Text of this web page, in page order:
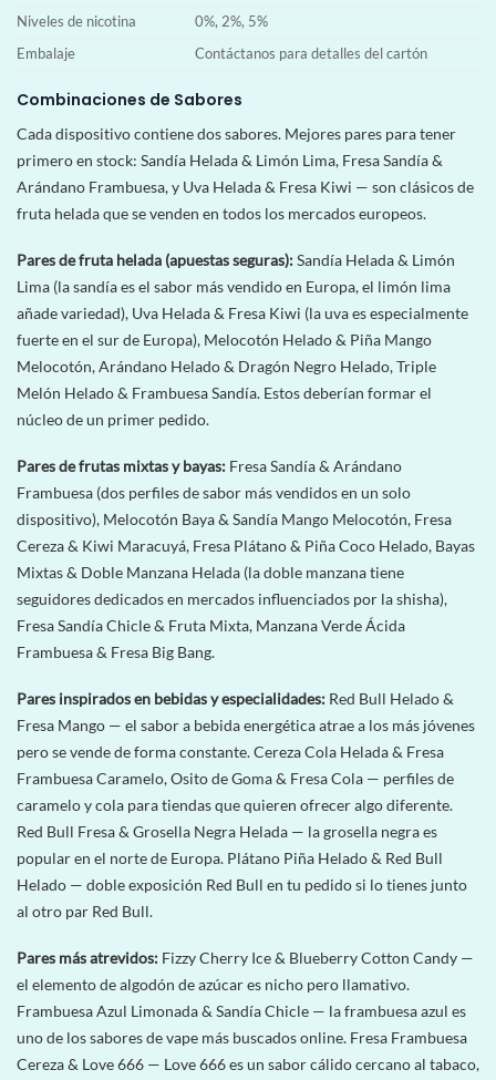
Niveles de nicotina
0%, 2%, 5%
Embalaje
Contáctanos para detalles del cartón
Combinaciones de Sabores
Cada dispositivo contiene dos sabores. Mejores pares para tener
primero en stock: Sandía Helada & Limón Lima, Fresa Sandía &
Arándano Frambuesa, y Uva Helada & Fresa Kiwi — son clásicos de
fruta helada que se venden en todos los mercados europeos.
Pares de fruta helada (apuestas seguras):Sandía Helada & Limón
Lima (la sandía es el sabor más vendido en Europa, el limón lima
añade variedad), Uva Helada & Fresa Kiwi (la uva es especialmente
fuerte en el sur de Europa), Melocotón Helado & Piña Mango
Melocotón, Arándano Helado & Dragón Negro Helado, Triple
Melón Helado & Frambuesa Sandía. Estos deberían formar el
núcleo de un primer pedido.
Pares de frutas mixtas y bayas: Fresa Sandía & Arándano
Frambuesa (dos perfiles de sabor más vendidos en un solo
dispositivo), Melocotón Baya & Sandía Mango Melocotón, Fresa
Cereza & Kiwi Maracuyá, Fresa Plátano & Piña Coco Helado, Bayas
Mixtas & Doble Manzana Helada (la doble manzana tiene
seguidores dedicados en mercados influenciados por la shisha),
Fresa Sandía Chicle & Fruta Mixta, Manzana Verde Ácida
Frambuesa & Fresa Big Bang.
Pares inspirados en bebidas y especialidades: Red Bull Helado &
Fresa Mango — el sabor a bebida energética atrae a los más jóvenes
pero se vende de forma constante. Cereza Cola Helada & Fresa
Frambuesa Caramelo, Osito de Goma & Fresa Cola — perfiles de
caramelo y cola para tiendas que quieren ofrecer algo diferente.
Red Bull Fresa & Grosella Negra Helada — la grosella negra es
popular en el norte de Europa. Plátano Piña Helado & Red Bull
Helado — doble exposición Red Bull en tu pedido si lo tienes junto
al otro par Red Bull.
Pares más atrevidos: Fizzy Cherry Ice & Blueberry Cotton Candy —
el elemento de algodón de azúcar es nicho pero llamativo.
Frambuesa Azul Limonada & Sandía Chicle — la frambuesa azul es
uno de los sabores de vape más buscados online. Fresa Frambuesa
Cereza & Love 666 — Love 666 es un sabor cálido cercano al tabaco,